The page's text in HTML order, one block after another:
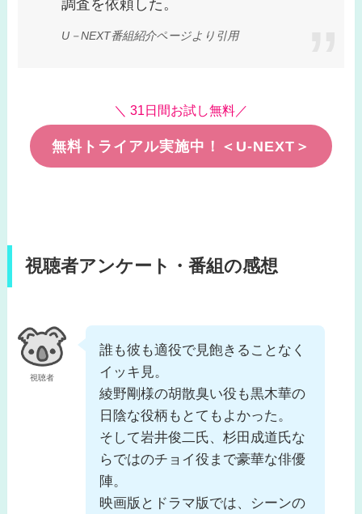
調査を依頼した。
U－NEXT番組紹介ページより引用
＼ 31日間お試し無料／
無料トライアル実施中！＜U-NEXT＞
視聴者アンケート・番組の感想
視聴者
誰も彼も適役で見飽きることなく
イッキ見。
綾野剛様の胡散臭い役も黒木華の
日陰な役柄もとてもよかった。
そして岩井俊二氏、杉田成道氏な
らではのチョイ役まで豪華な俳優
陣。
映画版とドラマ版では、シーンの